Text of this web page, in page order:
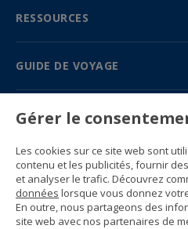
RESSOURCES
GUIDE DE VOYAGE
PARTENAIRES
Contactez-nous
Prix et brochures
(+34) 91 594 37 76
Gustavo Fernández Balbuena, 11
28002 Madrid, Spain
Gérer le
Les cookies sur ce site web sont
contenu et les publicités, fournir
et analyser le trafic. Découvrez
données lorsque vous donnez
En outre, nous partageons des
site web avec nos partenaires de